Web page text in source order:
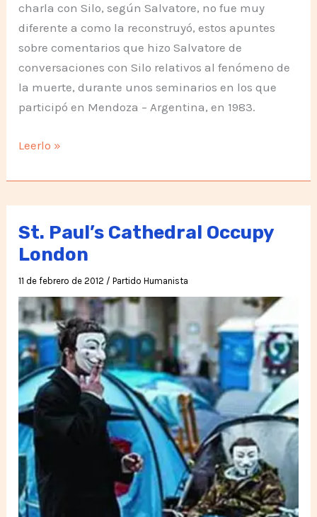
charla con Silo, según Salvatore, no fue muy
diferente a como la reconstruyó, estos apuntes
sobre comentarios que hizo Salvatore de
conversaciones con Silo relativos al fenómeno de
la muerte, durante unos seminarios en los que
participó en Mendoza – Argentina, en 1983.
Apuntes
Salvatore
Leerlo »
St. Paul’s Cathedral Occupy
London
11 de febrero de 2012 /Partido Humanista